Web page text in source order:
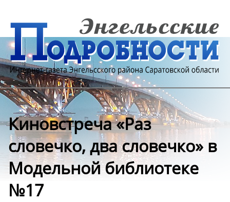
Киновстреча «Раз
словечко, два словечко» в
Модельной библиотеке
№17